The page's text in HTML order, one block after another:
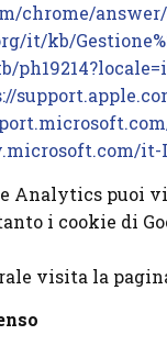
chrome/
it/kb/
Analytics puoi
i cookie di
visita la